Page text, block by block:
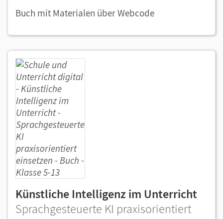
Buch mit Materialen über Webcode
Künstliche Intelligenz im Unterricht
Sprachgesteuerte KI praxisorientiert